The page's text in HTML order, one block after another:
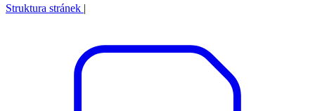
Struktura stránek |